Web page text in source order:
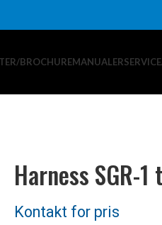
BROCHUREMANUALER
Harness SGR-